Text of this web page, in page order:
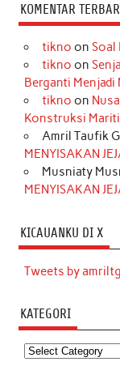
KOMENTAR
tikno on Soal
tikno on
Berganti Menjadi
tikno on
Konstruksi
Amril Taufik
MENYISAKAN
Musniaty
MENYISAKAN
KICAUANKU DI X
Tweets by amriltg
KATEGORI
Kategori